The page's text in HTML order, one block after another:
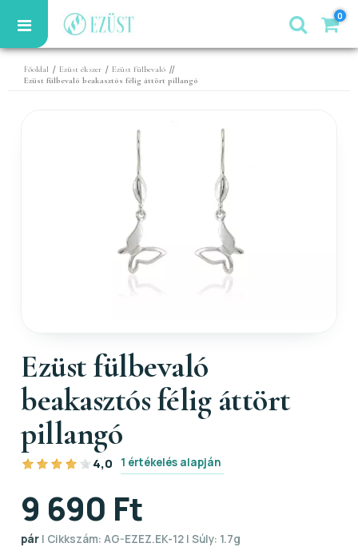
0
Főoldal / Ezüst ékszer / Ezüst fülbevaló //
Ezüst fülbevaló beakasztós félig áttört pillangó
Ezüst fülbevaló
beakasztós félig áttört
pillangó
4,0 1 értékelés alapján
9 690 Ft
pár | Cikkszám: AG-EZEZ.EK-12 | Súly: 1.7g